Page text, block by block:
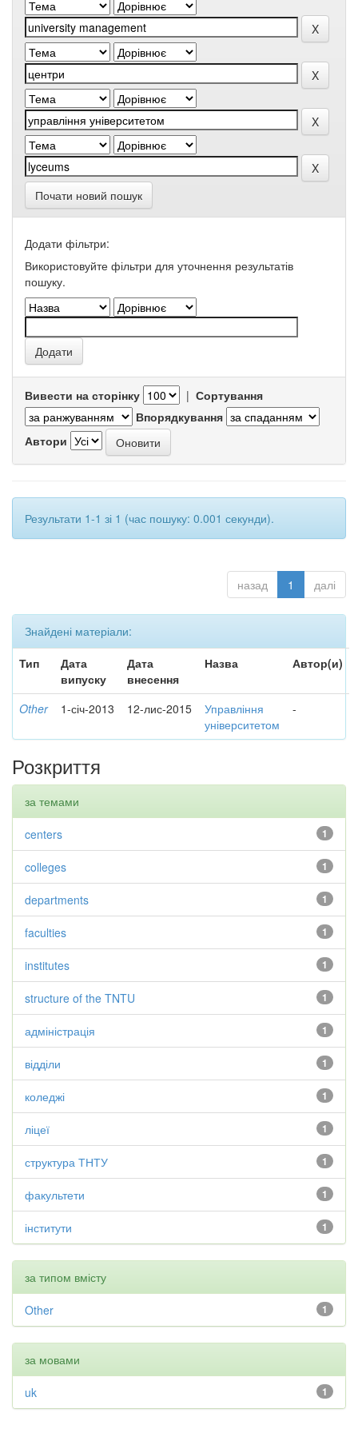
Почати новий пошук
Додати фільтри:
Використовуйте фільтри для уточнення результатів
пошуку.
Вивести на сторінку | Сортування
Впорядкування
Автори
Результати 1-1 зі 1 (час пошуку: 0.001 секунди).
назад 1 далі
Знайдені матеріали:
Тип
Дата
випуску
Дата
внесення
Назва Автор(и)
Other 1-січ-2013 12-лис-2015
Управління
університетом
-
Розкриття
за темами
1
centers
1
colleges
1
departments
1
faculties
1
institutes
1
structure of the TNTU
1
адміністрація
1
відділи
1
коледжі
1
ліцеї
1
структура ТНТУ
1
факультети
1
інститути
за типом вмісту
1
Other
за мовами
1
uk